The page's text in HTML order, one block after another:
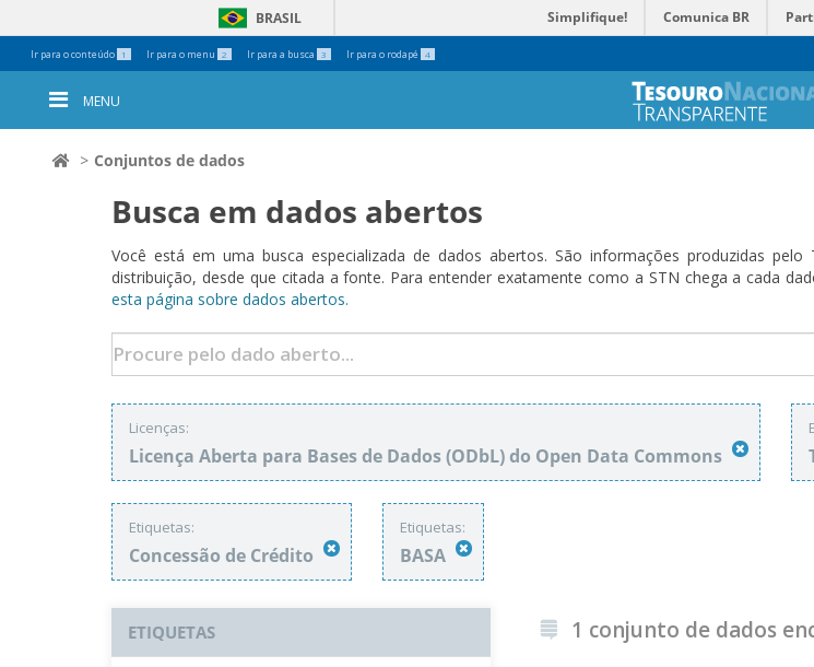
Ir para o conteúdo 1 Ir para o menu 2 Ir para a busca 3 Ir para o rodapé 4
BRASIL Simplifique! Comunica BR
Ferramentas
Pessoais
MENU
Conjuntos de dados
Busca em dados abertos
Você está em uma busca especializada de dados abertos. São informações produzidas
distribuição, desde que citada a fonte. Para entender exatamente como a STN chega a cada
esta página sobre dados abertos.
Licenças:
Licença Aberta para Bases de Dados (ODbL) do Open Data Commons
Etiquetas:
Concessão de Crédito
Etiquetas:
BASA
1 conjunto de dados
ETIQUETAS